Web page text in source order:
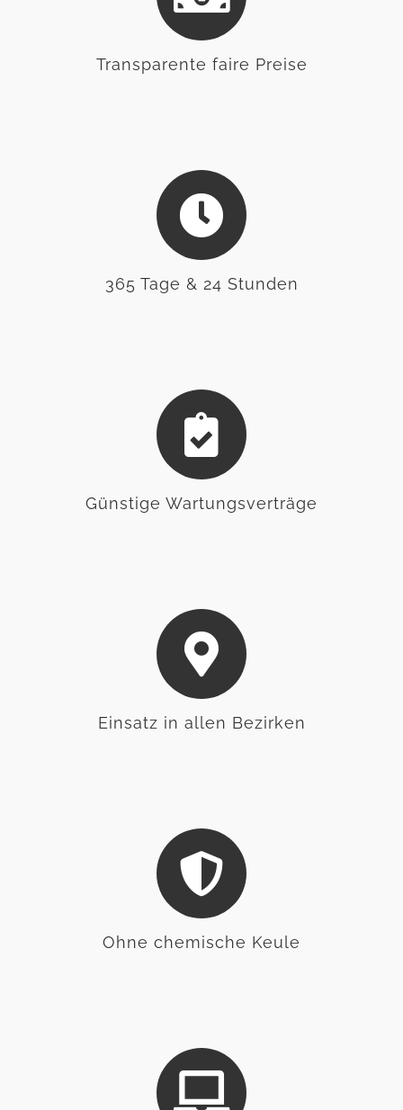
Transparente faire Preise
365 Tage & 24 Stunden
Günstige Wartungsverträge
Einsatz in allen Bezirken
Ohne chemische Keule